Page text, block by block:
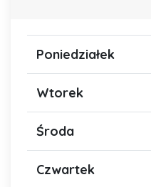
Poniedziałek
Wtorek
Środa
Czwartek